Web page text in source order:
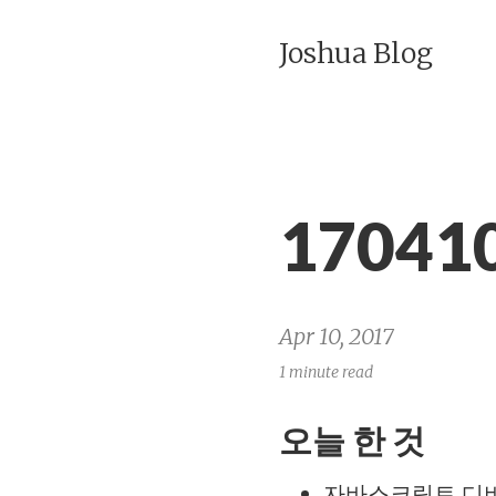
Joshua Blog
Apr 10, 2017
1 minute read
오늘 한 것